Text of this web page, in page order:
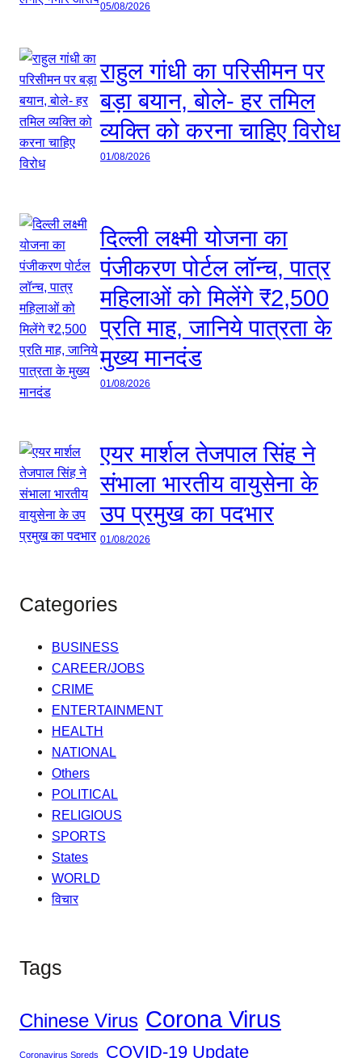
05/08/2026
राहुल गांधी का परिसीमन पर
बड़ा बयान, बोले- हर तमिल
व्यक्ति को करना चाहिए विरोध
01/08/2026
दिल्ली लक्ष्मी योजना का
पंजीकरण पोर्टल लॉन्च, पात्र
महिलाओं को मिलेंगे ₹2,500
प्रति माह, जानिये पात्रता के
मुख्य मानदंड
01/08/2026
एयर मार्शल तेजपाल सिंह ने
संभाला भारतीय वायुसेना के
उप प्रमुख का पदभार
01/08/2026
Categories
BUSINESS
CAREER/JOBS
CRIME
ENTERTAINMENT
HEALTH
NATIONAL
Others
POLITICAL
RELIGIOUS
SPORTS
States
WORLD
विचार
Tags
Chinese Virus Corona Virus
Coronavirus Spreds COVID-19 Update